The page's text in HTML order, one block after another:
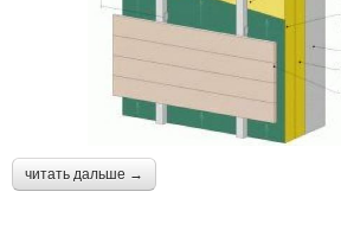
читать дальше →